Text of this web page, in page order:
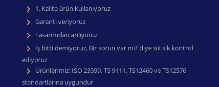
1. Kalite ürün kullanıyoruz
Garanti veriyoruz
Tasarımdan anlıyoruz
İş bitti demiyoruz, Bir sorun var mı? diye sık sık kontrol
ediyoruz
Ürünlerimiz: ISO 23599, TS 9111, TS12460 ve TS12576
standartlarına uygundur